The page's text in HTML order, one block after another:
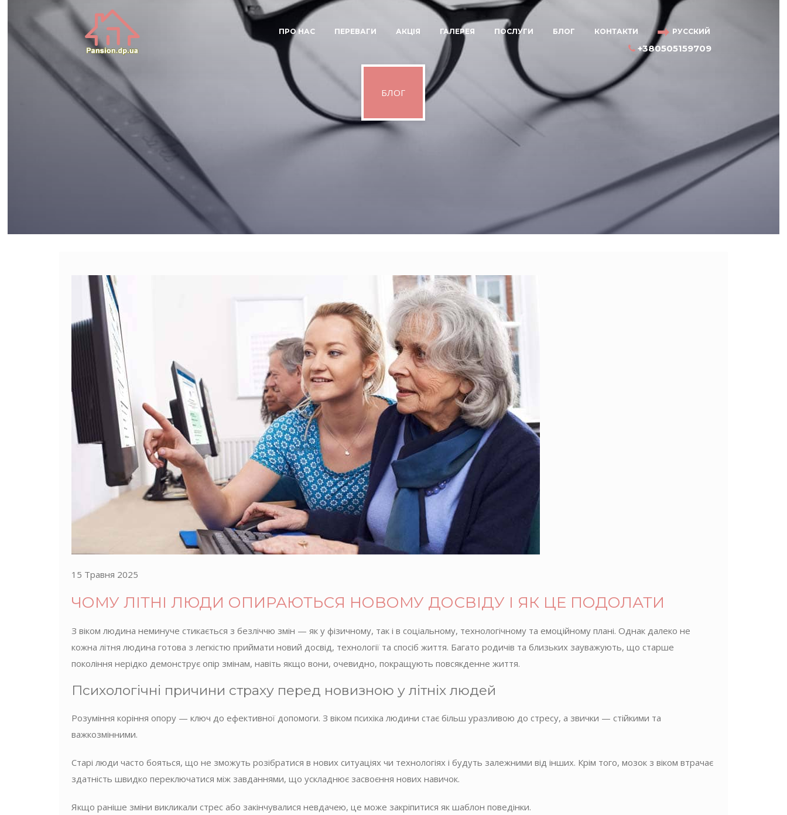
ПРО НАС ПЕРЕВАГИ АКЦІЯ ГАЛЕРЕЯ ПОСЛУГИ БЛОГ КОНТАКТИ РУССКИЙ
+380505159709
БЛОГ
15 Травня 2025
ЧОМУ ЛІТНІ ЛЮДИ ОПИРАЮТЬСЯ НОВОМУ ДОСВІДУ І ЯК ЦЕ ПОДОЛАТИ
З віком людина неминуче стикається з безліччю змін — як у фізичному, так і в соціальному, технологічному та емоційному плані. Однак далеко не
кожна літня людина готова з легкістю приймати новий досвід, технології та спосіб життя. Багато родичів та близьких зауважують, що старше
покоління нерідко демонструє опір змінам, навіть якщо вони, очевидно, покращують повсякденне життя.
Психологічні причини страху перед новизною у літніх людей
Розуміння коріння опору — ключ до ефективної допомоги. З віком психіка людини стає більш уразливою до стресу, а звички — стійкими та
важкозмінними.
Старі люди часто бояться, що не зможуть розібратися в нових ситуаціях чи технологіях і будуть залежними від інших. Крім того, мозок з віком втрачає
здатність швидко переключатися між завданнями, що ускладнює засвоєння нових навичок.
Якщо раніше зміни викликали стрес або закінчувалися невдачею, це може закріпитися як шаблон поведінки.